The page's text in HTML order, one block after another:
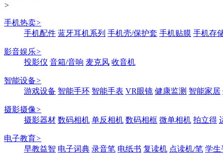
>
手机热卖>
手机配件 蓝牙耳机系列 手机壳/保护套 手机贴膜 手机存
影音娱乐>
投影仪 音箱/音响 麦克风 收音机
智能设备>
游戏设备 智能手环 智能手表 VR眼镜 健康监测 智能家居
摄影摄像>
摄影器材 数码相机 单反相机 数码相框 微单相机 拍立得
电子教育>
早教益智 电子词典 录音笔 电纸书 复读机 点读机/笔 学生